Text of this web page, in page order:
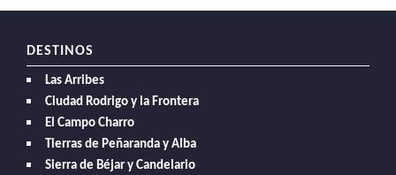
DESTINOS
Las Arribes
Ciudad Rodrigo y la Frontera
El Campo Charro
Tierras de Peñaranda y Alba
Sierra de Béjar y Candelario